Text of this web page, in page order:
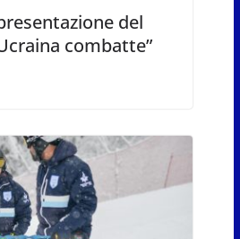
del
combatte”